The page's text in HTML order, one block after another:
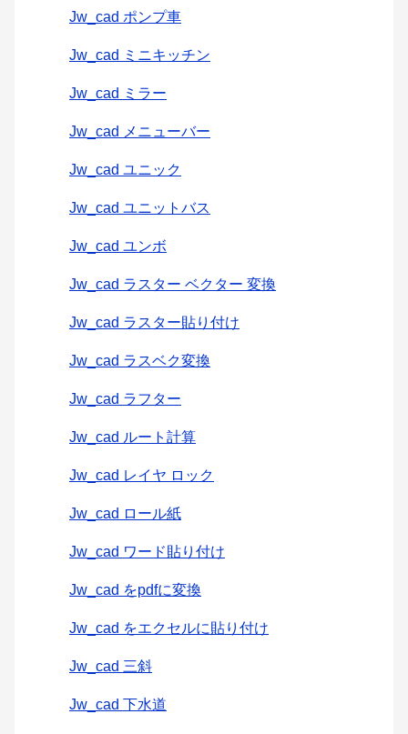
Jw_cad ポンプ車
Jw_cad ミニキッチン
Jw_cad ミラー
Jw_cad メニューバー
Jw_cad ユニック
Jw_cad ユニットバス
Jw_cad ユンボ
Jw_cad ラスター ベクター 変換
Jw_cad ラスター貼り付け
Jw_cad ラスベク変換
Jw_cad ラフター
Jw_cad ルート計算
Jw_cad レイヤ ロック
Jw_cad ロール紙
Jw_cad ワード貼り付け
Jw_cad をpdfに変換
Jw_cad をエクセルに貼り付け
Jw_cad 三斜
Jw_cad 下水道